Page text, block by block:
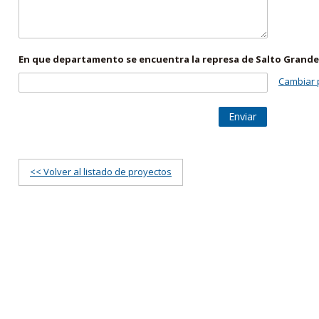
En que departamento se encuentra la represa de Salto
Cambiar
Enviar
<< Volver al listado de proyectos